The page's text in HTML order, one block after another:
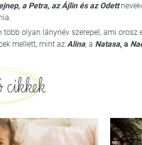
a Petra, az Ájlin és az Odett
több olyan lánynév szerepel, ami orosz
mellett, mint az Alina, a Natasa, a
cikkek